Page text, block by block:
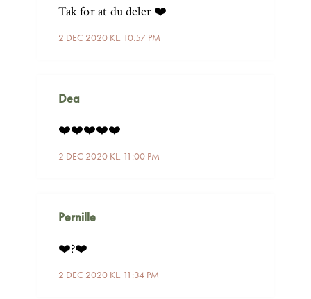
2 DEC 2020 KL. 10:57 PM
Tak for at du deler ❤️
Dea
2 DEC 2020 KL. 11:00 PM
❤️❤️❤️❤️❤️
Pernille
2 DEC 2020 KL. 11:34 PM
❤️?❤️